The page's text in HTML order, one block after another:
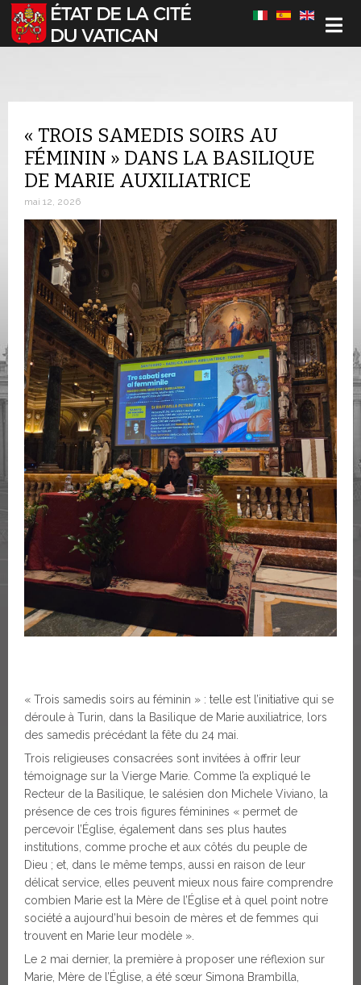
Sélectionnez votre langue
« TROIS SAMEDIS SOIRS AU
FÉMININ » DANS LA BASILIQUE
DE MARIE AUXILIATRICE
mai 12, 2026
« Trois samedis soirs au féminin » : telle est l’initiative qui se
déroule à Turin, dans la Basilique de Marie auxiliatrice, lors
des samedis précédant la fête du 24 mai.
Trois religieuses consacrées sont invitées à offrir leur
témoignage sur la Vierge Marie. Comme l’a expliqué le
Recteur de la Basilique, le salésien don Michele Viviano, la
présence de ces trois figures féminines « permet de
percevoir l’Église, également dans ses plus hautes
institutions, comme proche et aux côtés du peuple de
Dieu ; et, dans le même temps, aussi en raison de leur
délicat service, elles peuvent mieux nous faire comprendre
combien Marie est la Mère de l’Église et à quel point notre
société a aujourd’hui besoin de mères et de femmes qui
trouvent en Marie leur modèle ».
Le 2 mai dernier, la première à proposer une réflexion sur
Marie, Mère de l’Église, a été sœur Simona Brambilla,